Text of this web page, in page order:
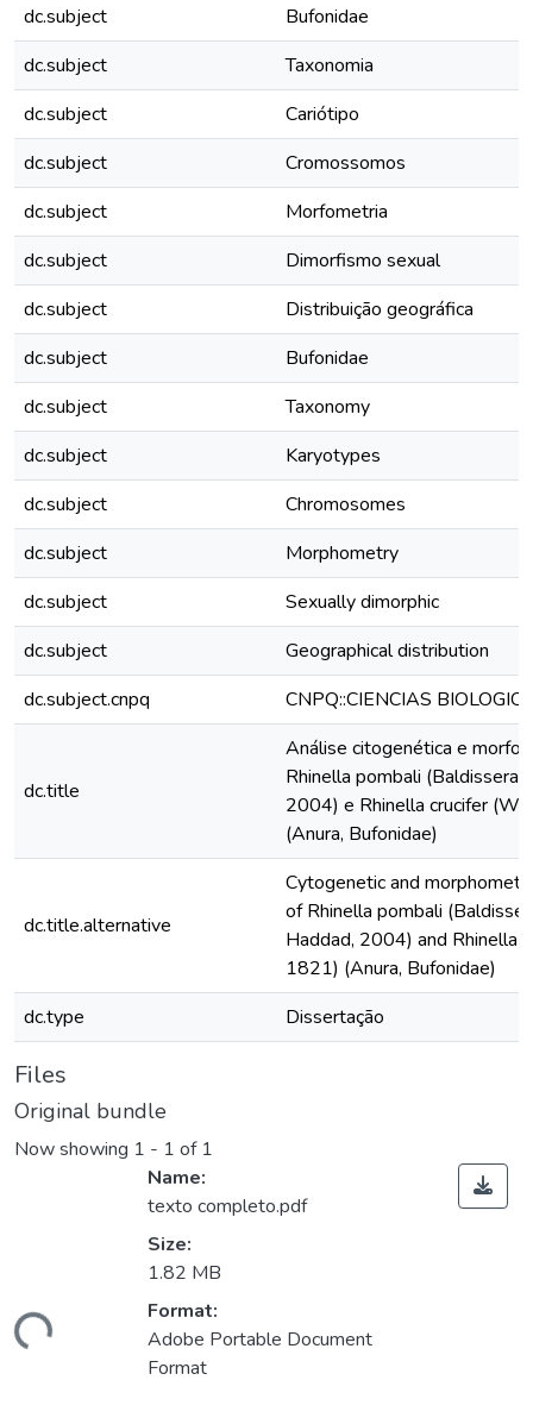
dc.subject
Bufonidae
dc.subject
Taxonomia
dc.subject
Cariótipo
dc.subject
Cromossomos
dc.subject
Morfometria
dc.subject
Dimorfismo sexual
dc.subject
Distribuição geográfica
dc.subject
Bufonidae
dc.subject
Taxonomy
dc.subject
Karyotypes
dc.subject
Chromosomes
dc.subject
Morphometry
dc.subject
Sexually dimorphic
dc.subject
Geographical distribution
dc.subject.cnpq
CNPQ::CIENCIAS
dc.title
Análise citogenética e
Rhinella pombali (Baldissera
2004) e Rhinella crucifer
(Anura, Bufonidae)
dc.title.alternative
Cytogenetic and
of Rhinella pombali
Haddad, 2004) and Rhinella
1821) (Anura, Bufonidae)
dc.type
Dissertação
Files
Original bundle
Now showing 1 - 1 of 1
Loading...
Name:
texto completo.pdf
Size:
1.82 MB
Format:
Adobe Portable Document
Format